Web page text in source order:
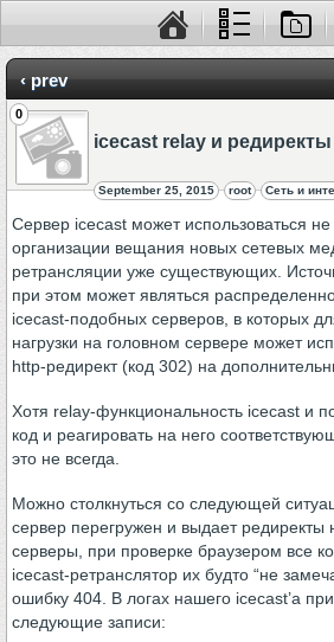
‹ prev
0
icecast relay и редиректы
September 25, 2015 root Сеть и
Сервер icecast может использоваться не
организации вещания новых сетевых
ретрансляции уже существующих.
при этом может являться
icecast-подобных серверов, в которых
нагрузки на головном сервере может
http-редирект (код 302) на
Хотя relay-функциональность icecast и
код и реагировать на него
это не всегда.
Можно столкнуться со следующей
сервер перегружен и выдает редиректы
серверы, при проверке браузером все
icecast-ретранслятор их будто “не
ошибку 404. В логах нашего icecast’а
следующие записи: